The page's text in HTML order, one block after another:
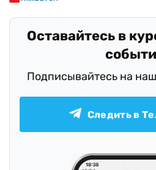
Оставайтесь в
Подписывайтесь на
Следить в